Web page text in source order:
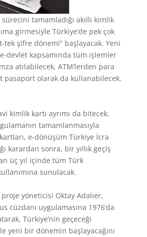
sürecini tamamladığı akıllı kimlik
girmesiyle Türkiye’de pek çok
tek şifre dönemi” başlayacak. Yeni
devlet kapsamında tüm işlemler
atılabilecek, ATM’lerden para
pasaport olarak da kullanabilecek.
kimlik kartı ayrımı da bitecek.
tamamlanmasıyla
e-dönüşüm Türkiye İcra
karardan sonra, bir yıllık geçiş
üç yıl içinde tüm Türk
sunulacak.
yöneticisi Oktay Adalıer,
cüzdanı uygulamasına 1976’da
Türkiye’nin geçeceği
yeni bir dönemin başlayacağını